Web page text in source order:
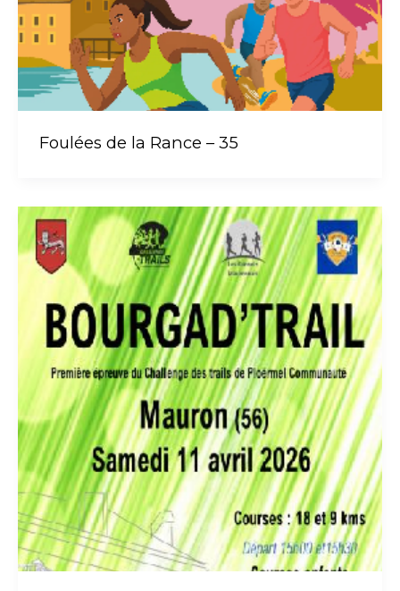
Foulées de la Rance – 35